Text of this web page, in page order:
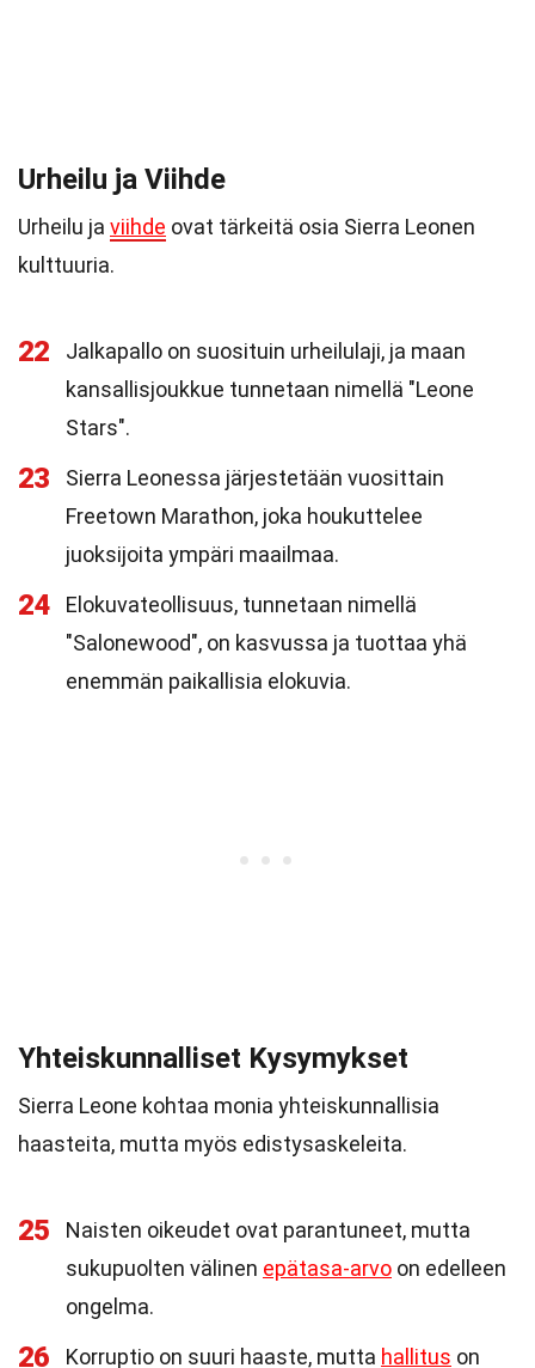
Urheilu ja Viihde
Urheilu ja viihde ovat tärkeitä osia Sierra Leonen
kulttuuria.
22
Jalkapallo on suosituin urheilulaji, ja maan
kansallisjoukkue tunnetaan nimellä "Leone
Stars".
23
Sierra Leonessa järjestetään vuosittain
Freetown Marathon, joka houkuttelee
juoksijoita ympäri maailmaa.
24
Elokuvateollisuus, tunnetaan nimellä
"Salonewood", on kasvussa ja tuottaa yhä
enemmän paikallisia elokuvia.
Yhteiskunnalliset Kysymykset
Sierra Leone kohtaa monia yhteiskunnallisia
haasteita, mutta myös edistysaskeleita.
25
Naisten oikeudet ovat parantuneet, mutta
sukupuolten välinen epätasa-arvo on edelleen
ongelma.
26 Korruptio on suuri haaste, mutta hallitus on